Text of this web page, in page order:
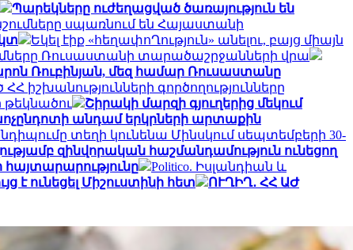
Պարեկները ուժեղացված ծառայություն են
սպառնում են Հայաստանի
Եկել էիք «հեղափոՂություն» անելու, բայց միայն
Ռուսաստանի տարածաշրջանների վրա
Ռուբինյան, մեզ համար Ռուսաստանը
իշխանությունների գործողությունները
Շիրակի մարզի գյուղերից մեկում
անդամ երկրների արտաքին
տեղի կունենա Մինսկում սեպտեմբերի 30-
զինվորական հաշմանդամություն ունեցող
հայտարարությունը
Politico. Իսլանդիան և
է ունեցել Միշուստինի հետ
ՈՒՂԻՂ․ ՀՀ ԱԺ